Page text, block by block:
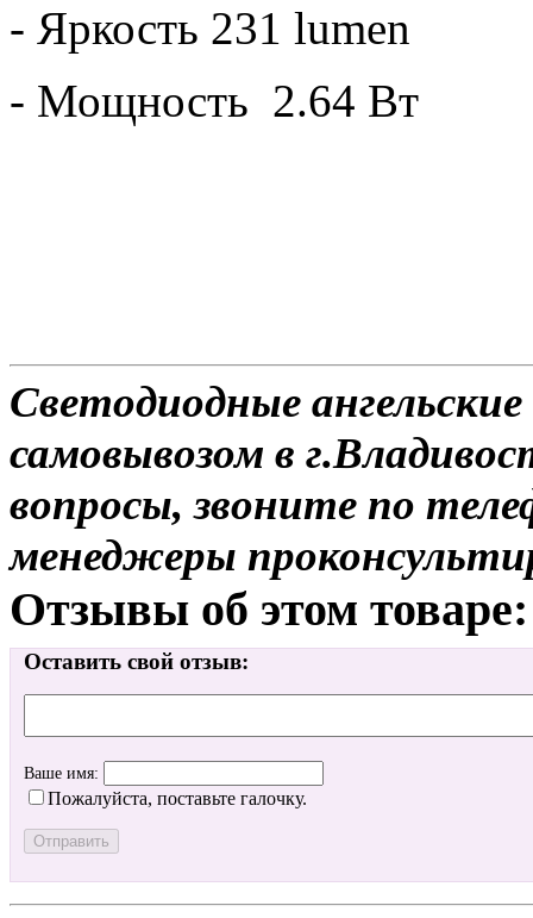
- Яркость 231 lumen
- Мощность 2.64 Вт
Светодиодные
самовывозом в
вопросы, звоните по
менеджеры
Отзывы об этом товаре:
Оставить свой отзыв:
Ваше имя:
Пожалуйста, поставьте галочку.